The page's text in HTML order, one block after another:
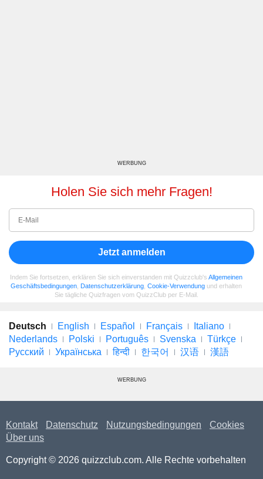
WERBUNG
Holen Sie sich mehr Fragen!
Jetzt anmelden
Indem Sie fortsetzen, erklären Sie sich einverstanden mit Quizzclub's Allgemeinen
Geschäftsbedingungen Datenschutzerklärung Cookie-Verwendung und erhalten
Sie tägliche Quizfragen vom QuizzClub per E-Mail.
Deutsch English Español Français
Italiano
Nederlands
Polski Português Svenska
Türkçe
Русский
Українська हिन्दी 한국어 汉语 漢語
WERBUNG
Kontakt Datenschutz Nutzungsbedingungen
Cookies
Über uns
Copyright © 2026 quizzclub.com. Alle Rechte vorbehalten